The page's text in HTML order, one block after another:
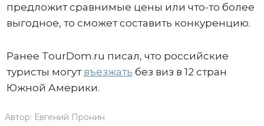
предложит сравнимые цены или что-то более
выгодное, то сможет составить конкуренцию.
Ранее TourDom.ru писал, что российские
туристы могут въезжать без виз в 12 стран
Южной Америки.
Автор: Евгений Пронин